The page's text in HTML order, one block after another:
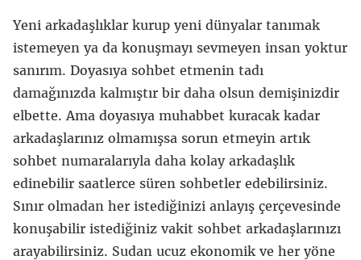
Yeni arkadaşlıklar kurup yeni dünyalar tanımak
istemeyen ya da konuşmayı sevmeyen insan yoktur
sanırım. Doyasıya sohbet etmenin tadı
damağınızda kalmıştır bir daha olsun demişinizdir
elbette. Ama doyasıya muhabbet kuracak kadar
arkadaşlarınız olmamışsa sorun etmeyin artık
sohbet numaralarıyla daha kolay arkadaşlık
edinebilir saatlerce süren sohbetler edebilirsiniz.
Sınır olmadan her istediğinizi anlayış çerçevesinde
konuşabilir istediğiniz vakit sohbet arkadaşlarınızı
arayabilirsiniz. Sudan ucuz ekonomik ve her yöne